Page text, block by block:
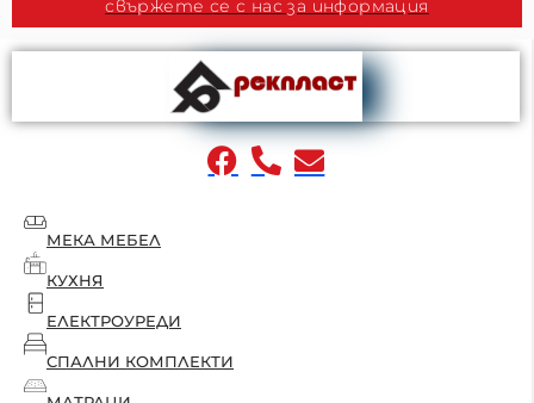
свържете се с нас за информация
МЕКА МЕБЕЛ
КУХНЯ
ЕЛЕКТРОУРЕДИ
СПАЛНИ КОМПЛЕКТИ